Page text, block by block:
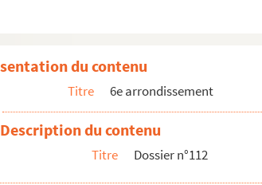
(Photographe) Paris. 13, rue du Regard. Petit
du contenu
Titre 6e arrondissement
Description du contenu
Titre Dossier n°112